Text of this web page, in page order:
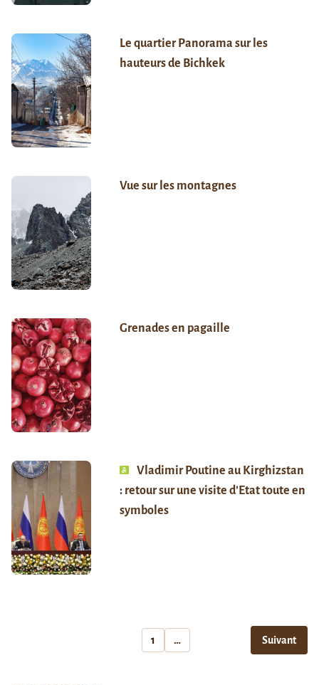
Le quartier Panorama sur les
hauteurs de Bichkek
Vue sur les montagnes
Grenades en pagaille
Vladimir Poutine au Kirghizstan
: retour sur une visite d’Etat toute en
symboles
1 … Suivant